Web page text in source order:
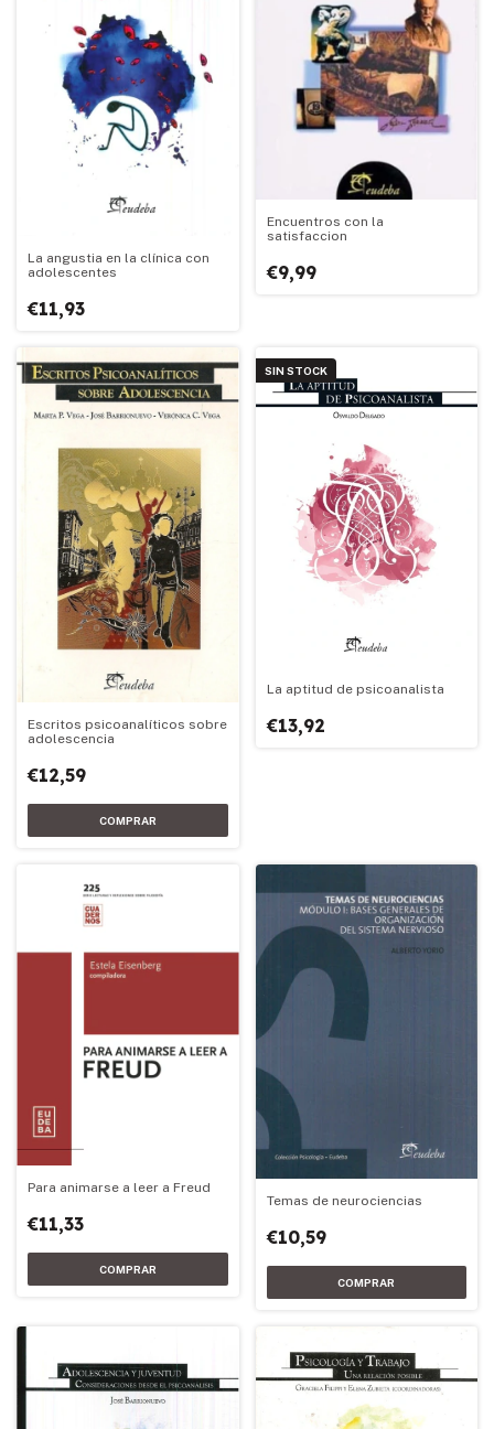
La angustia en la clínica con
adolescentes
€11,93
Encuentros con la
satisfaccion
€9,99
Escritos psicoanalíticos sobre
adolescencia
€12,59
SIN STOCK
La aptitud de psicoanalista
€13,92
Para animarse a leer a Freud
€11,33
Temas de neurociencias
€10,59